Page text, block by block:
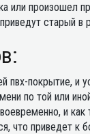
произошел
старый в
пвх-покрытие, и
по той или
и
что приведет к